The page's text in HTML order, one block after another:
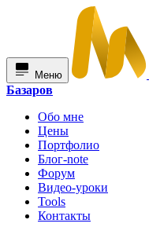
Меню
Базаров
Обо мне
Цены
Портфолио
Блог-note
Форум
Видео-уроки
Tools
Контакты